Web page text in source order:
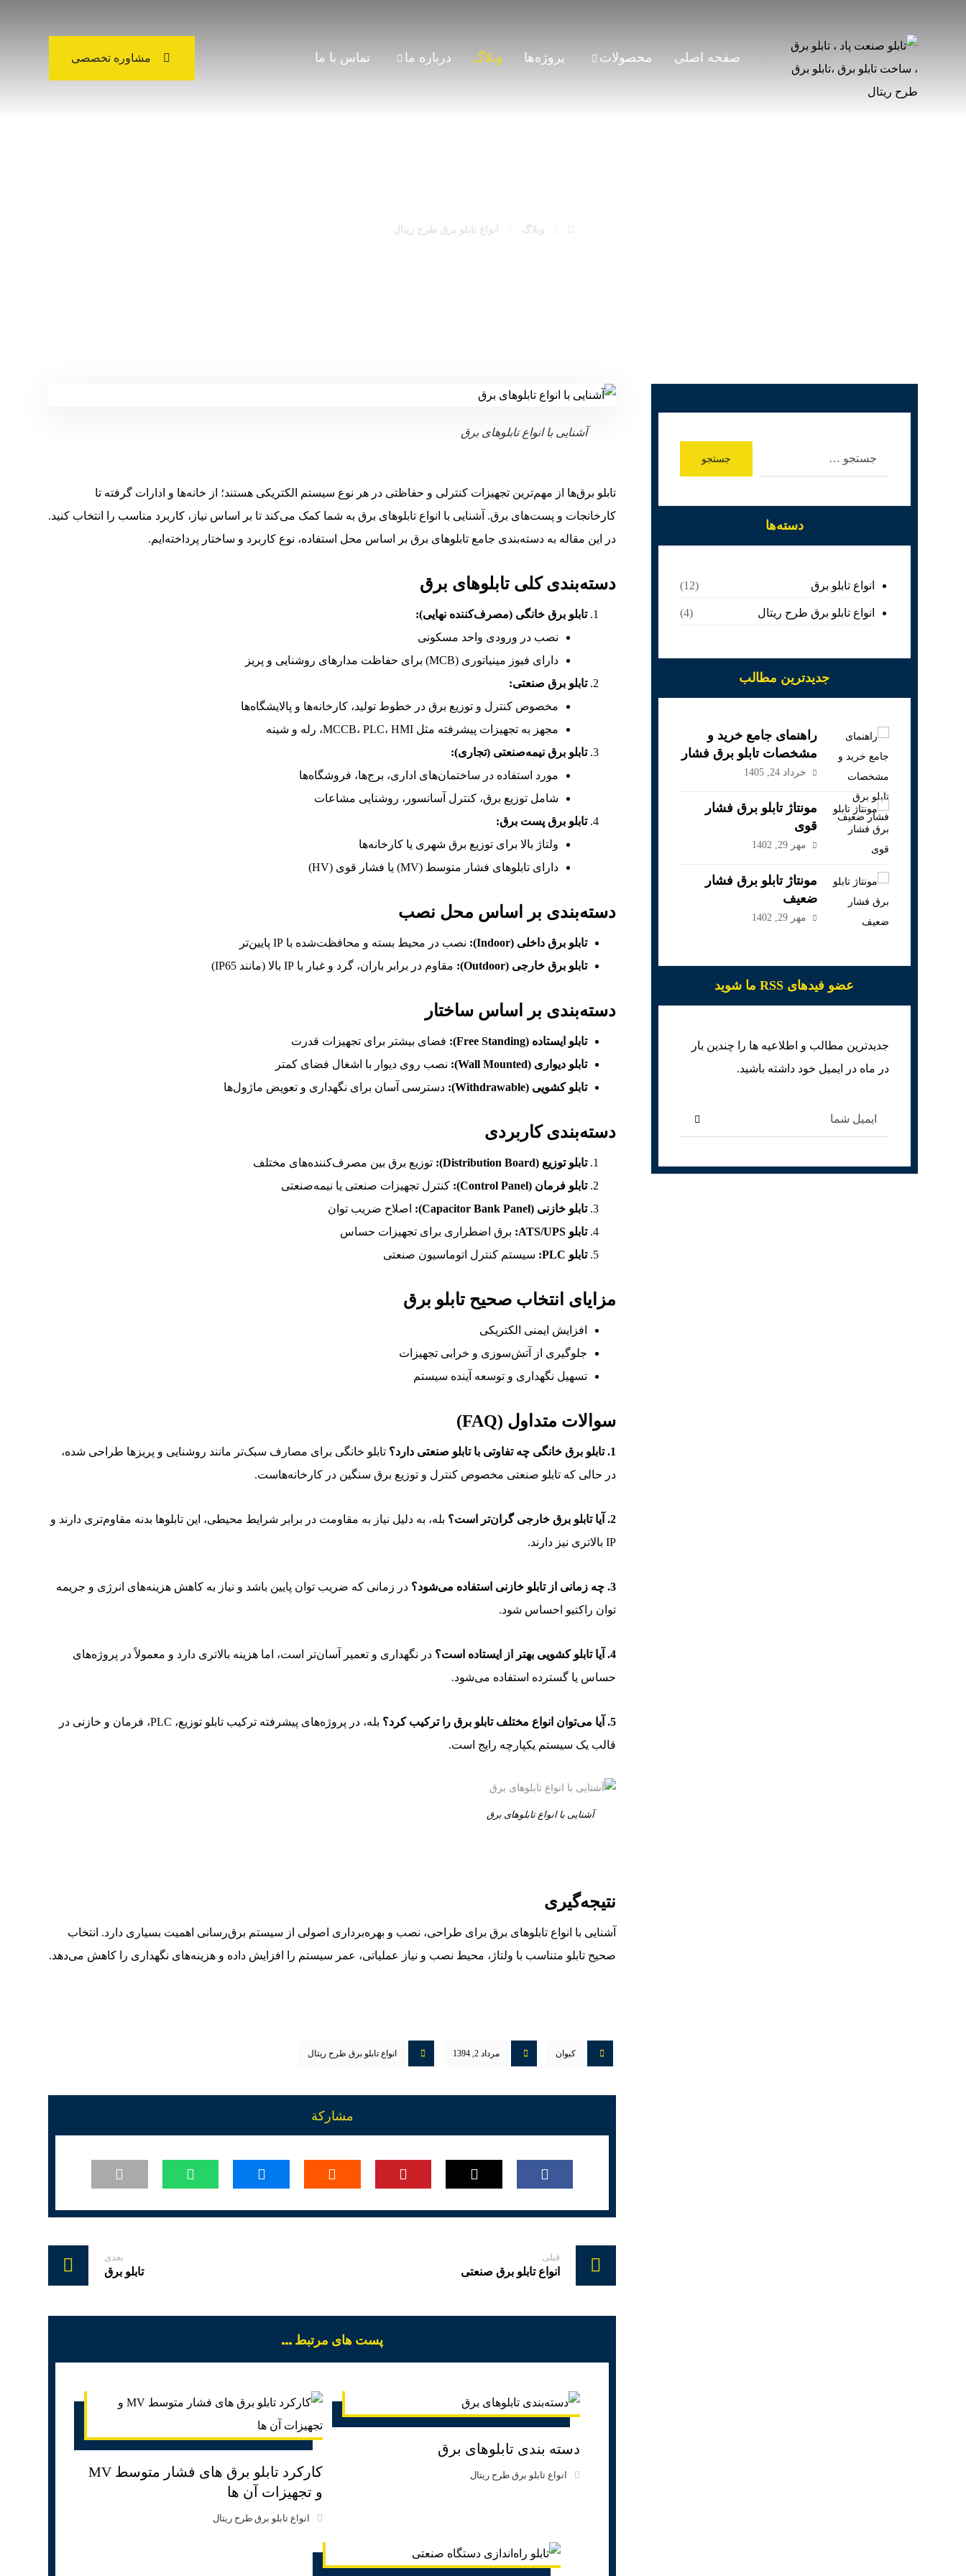
صفحه اصلی محصولات پروژه‌ها وبلاگ درباره ما تماس با ما مشاوره تخصصی
وبلاگ انواع تابلو برق طرح ریتال
آشنایی با انواع تابلوهای برق
تابلو برق‌ها از مهم‌ترین تجهیزات کنترلی و حفاظتی در هر نوع سیستم الکتریکی هستند؛ از خانه‌ها و ادارات گرفته تا
کارخانجات و پست‌های برق. آشنایی با انواع تابلوهای برق به شما کمک می‌کند تا بر اساس نیاز، کاربرد مناسب را انتخاب کنید.
در این مقاله به دسته‌بندی جامع تابلوهای برق بر اساس محل استفاده، نوع کاربرد و ساختار پرداخته‌ایم.
دسته‌بندی کلی تابلوهای برق
تابلو برق خانگی (مصرف‌کننده نهایی):
نصب در ورودی واحد مسکونی
دارای فیوز مینیاتوری (MCB) برای حفاظت مدارهای روشنایی و پریز
تابلو برق صنعتی:
مخصوص کنترل و توزیع برق در خطوط تولید، کارخانه‌ها و پالایشگاه‌ها
مجهز به تجهیزات پیشرفته مثل MCCB، PLC، HMI، رله و شینه
تابلو برق نیمه‌صنعتی (تجاری):
مورد استفاده در ساختمان‌های اداری، برج‌ها، فروشگاه‌ها
شامل توزیع برق، کنترل آسانسور، روشنایی مشاعات
تابلو برق پست برق:
ولتاژ بالا برای توزیع برق شهری یا کارخانه‌ها
دارای تابلوهای فشار متوسط (MV) یا فشار قوی (HV)
دسته‌بندی بر اساس محل نصب
تابلو برق داخلی (Indoor):
نصب در محیط بسته و محافظت‌شده با IP پایین‌تر
تابلو برق خارجی (Outdoor):
مقاوم در برابر باران، گرد و غبار با IP بالا (مانند IP65)
دسته‌بندی بر اساس ساختار
تابلو ایستاده (Free Standing):
فضای بیشتر برای تجهیزات قدرت
تابلو دیواری (Wall Mounted):
نصب روی دیوار با اشغال فضای کمتر
تابلو کشویی (Withdrawable):
دسترسی آسان برای نگهداری و تعویض ماژول‌ها
دسته‌بندی کاربردی
تابلو توزیع (Distribution Board):
توزیع برق بین مصرف‌کننده‌های مختلف
تابلو فرمان (Control Panel):
کنترل تجهیزات صنعتی یا نیمه‌صنعتی
تابلو خازنی (Capacitor Bank Panel):
اصلاح ضریب توان
تابلو ATS/UPS:
برق اضطراری برای تجهیزات حساس
تابلو PLC:
سیستم کنترل اتوماسیون صنعتی
مزایای انتخاب صحیح تابلو برق
افزایش ایمنی الکتریکی
جلوگیری از آتش‌سوزی و خرابی تجهیزات
تسهیل نگهداری و توسعه آینده سیستم
سوالات متداول (FAQ)
1. تابلو برق خانگی چه تفاوتی با تابلو صنعتی دارد؟
تابلو خانگی برای مصارف سبک‌تر مانند روشنایی و پریزها طراحی شده،
در حالی که تابلو صنعتی مخصوص کنترل و توزیع برق سنگین در کارخانه‌هاست.
2. آیا تابلو برق خارجی گران‌تر است؟
بله، به دلیل نیاز به مقاومت در برابر شرایط محیطی، این تابلوها بدنه مقاوم‌تری دارند و
IP بالاتری نیز دارند.
3. چه زمانی از تابلو خازنی استفاده می‌شود؟
در زمانی که ضریب توان پایین باشد و نیاز به کاهش هزینه‌های انرژی و جریمه
توان راکتیو احساس شود.
4. آیا تابلو کشویی بهتر از ایستاده است؟
در نگهداری و تعمیر آسان‌تر است، اما هزینه بالاتری دارد و معمولاً در پروژه‌های
حساس یا گسترده استفاده می‌شود.
5. آیا می‌توان انواع مختلف تابلو برق را ترکیب کرد؟
بله، در پروژه‌های پیشرفته ترکیب تابلو توزیع، PLC، فرمان و خازنی در
قالب یک سیستم یکپارچه رایج است.
آشنایی با انواع تابلوهای برق
نتیجه‌گیری
آشنایی با انواع تابلوهای برق برای طراحی، نصب و بهره‌برداری اصولی از سیستم برق‌رسانی اهمیت بسیاری دارد. انتخاب
صحیح تابلو متناسب با ولتاژ، محیط نصب و نیاز عملیاتی، عمر سیستم را افزایش داده و هزینه‌های نگهداری را کاهش می‌دهد.
کیوان مرداد 2, 1394 انواع تابلو برق طرح ریتال
قبلی
انواع تابلو برق صنعتی
بعدی
تابلو برق
پست های مرتبط ...
دسته بندی تابلوهای برق
انواع تابلو برق طرح ریتال
کارکرد تابلو برق های فشار متوسط MV
و تجهیزات آن ها
انواع تابلو برق طرح ریتال
دسته‌ها
انواع تابلو برق (12)
انواع تابلو برق طرح ریتال (4)
جدیدترین مطالب
راهنمای جامع خرید و
مشخصات تابلو برق فشار
ضعیف
خرداد 24, 1405
مونتاژ تابلو برق فشار
قوی
مهر 29, 1402
مونتاژ تابلو برق فشار
ضعیف
مهر 29, 1402
عضو فیدهای RSS ما شوید
جدیدترین مطالب و اطلاعیه ها را چندین بار
در ماه در ایمیل خود داشته باشید.